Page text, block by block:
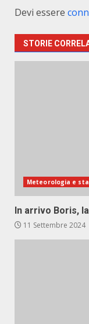
Devi essere
STORIE
Meteorologia e
In arrivo Boris,
11 Settembre 2024